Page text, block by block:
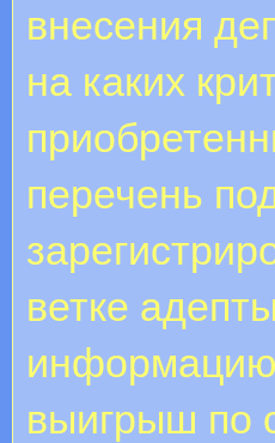
внесения
на каких
перечень
ветке
информацию
выигрыш по